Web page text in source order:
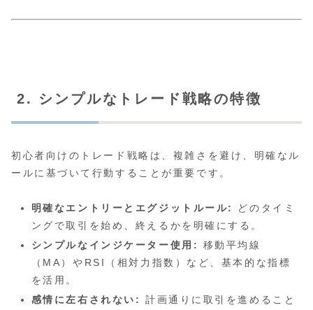
2. シンプルなトレード戦略の特徴
初心者向けのトレード戦略は、複雑さを避け、明確なル
ールに基づいて行動することが重要です。
明確なエントリーとエグジットルール:
どのタイミ
ングで取引を始め、終えるかを明確にする。
シンプルなインジケーター使用:
移動平均線
（MA）やRSI（相対力指数）など、基本的な指標
を活用。
感情に左右されない:
計画通りに取引を進めること